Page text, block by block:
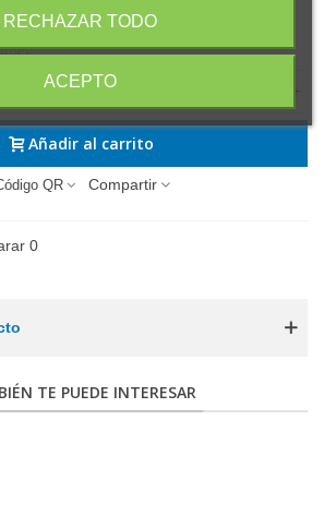
inc.)
+
Añadir al carrito
QR Compartir
0
TE PUEDE INTERESAR
RECHAZAR TODO
ACEPTO